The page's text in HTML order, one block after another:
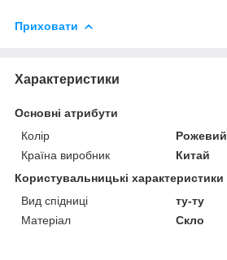
Приховати
Характеристики
Основні атрибути
Колір
Рожевий
Країна виробник
Китай
Користувальницькі характеристики
Вид спідниці
ту-ту
Матеріал
Скло